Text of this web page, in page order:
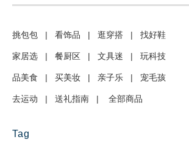
挑包包 | 看饰品 | 逛穿搭 | 找好鞋
家居选 | 餐厨区 | 文具迷 | 玩科技
品美食 | 买美妆 | 亲子乐 | 宠毛孩
去运动 | 送礼指南 | 全部商品
Tag